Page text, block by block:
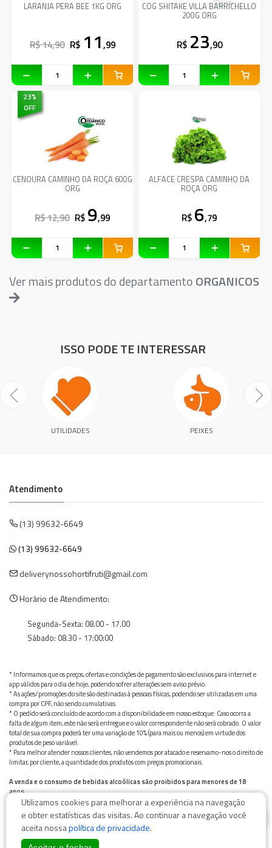
LARANJA PERA BEE 1KG ORG
R$ 14,90 R$ 11,99
COG SHITAKE VILLA BARRICHELLO
200G ORG
R$ 23,90
23%
OFF
CENOURA CAMINHO DA ROÇA 600G
ORG
R$ 12,90 R$ 9,99
ALFACE CRESPA CAMINHO DA
ROÇA ORG
R$ 6,79
Ver mais produtos do departamentoORGANICOS
ISSO PODE TE INTERESSAR
UTILIDADES PEIXES
Atendimento
(13) 99632-6649
(13) 99632-6649
deliverynossohortifruti@gmail.com
Horário de Atendimento:
Segunda-Sexta: 08.00 - 17.00
Sábado: 08.30 - 17:00:00
* Informamos que os preços, ofertas e condições de pagamento são exclusivos para internet e
app válidos para o dia de hoje, podendo sofrer alterações sem aviso prévio.
* As ações/promoções do site são destinadas à pessoas físicas, podendo ser utilizadas em uma
compra por CPF, não sendo cumulativas.
* O pedido será concluído de acordo com a disponibilidade em nosso estoque. Caso ocorra a
falta de algum item, este não será entregue e o valor correspondente não será cobrado. O valor
total de sua compra poderá ter uma variação de 10% (para mais ou menos) em virtude dos
produtos de peso variável.
* Para melhor atender nossos clientes, não vendemos por atacado e reservamo-nos o direito de
limitar, por cliente, a quantidade dos produtos com preços promocionais.
A venda e o consumo de bebidas alcoólicas são proibidos para menores de 18
anos.
Bebida alcoólica pode causar dependência química e, em excesso, provoca graves males à saúde.
Beba com moderação
Utilizamos cookies para melhorar a experiência na navegação
e obter estatísticas das visitas. Ao continuar a navegação você
aceita nossapolítica de privacidade.